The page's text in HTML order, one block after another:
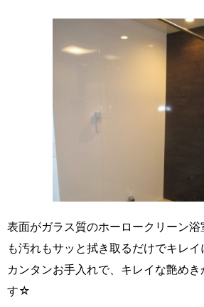
表面がガラス質のホーロークリーン
も汚れもサッと拭き取るだけでキレイ
カンタンお手入れで、キレイな艶めき
す☆